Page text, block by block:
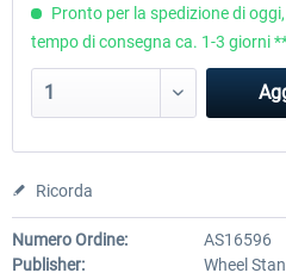
Pronto per la spedizione di oggi,
tempo di consegna ca. 1-3 giorni
Ricorda
Numero Ordine:
AS16596
Publisher:
Wheel